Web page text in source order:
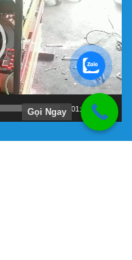
01:11
Gọi Ngay